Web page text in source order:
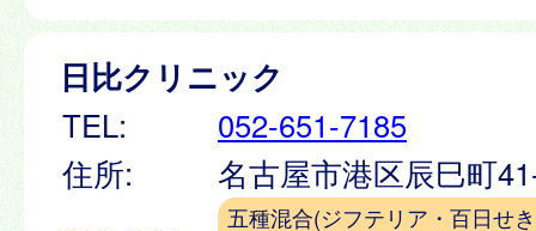
日比クリニック
TEL:
052-651-7185
住所:
名古屋市港区辰巳町
五種混合(ジフテリア・百日せ